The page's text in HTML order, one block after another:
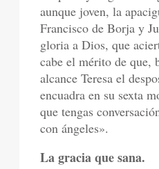
aunque joven, la
Francisco de Borja y
gloria a Dios, que
cabe el mérito de que,
alcance Teresa el
encuadra en su sexta
que tengas
con ángeles».
La gracia que sana.